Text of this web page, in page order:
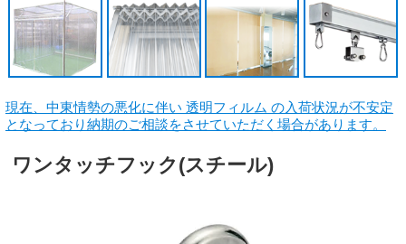
現在、中東情勢の悪化に伴い 透明フィルム の入荷状況が不安定
となっており納期のご相談をさせていただく場合があります。
ワンタッチフック(スチール)
戻る